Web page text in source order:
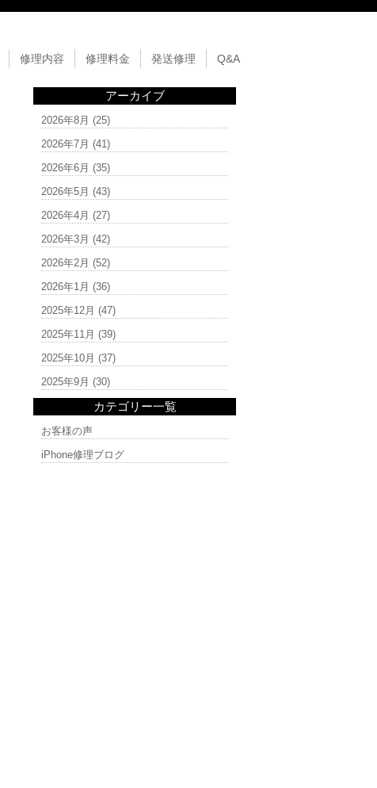
修理内容 修理料金 発送修理 Q&A
アーカイブ
2026年8月 (25)
2026年7月 (41)
2026年6月 (35)
2026年5月 (43)
2026年4月 (27)
2026年3月 (42)
2026年2月 (52)
2026年1月 (36)
2025年12月 (47)
2025年11月 (39)
2025年10月 (37)
2025年9月 (30)
カテゴリー一覧
お客様の声
iPhone修理ブログ